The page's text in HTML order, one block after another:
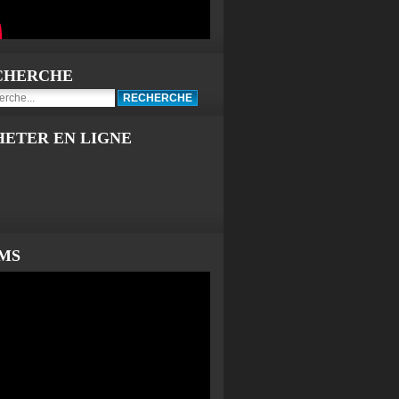
EN LIGNE